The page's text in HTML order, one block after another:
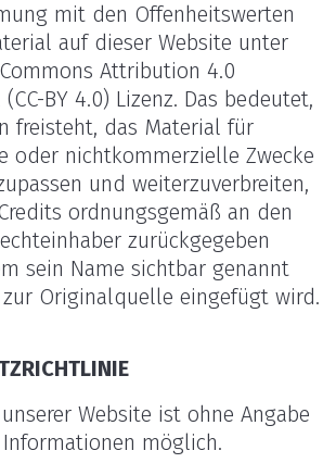
mit den Offenheitswerten
auf dieser Website unter
Attribution 4.0
BY 4.0) Lizenz. Das bedeutet,
freisteht, das Material für
oder nichtkommerzielle Zwecke
und weiterzuverbreiten,
ordnungsgemäß an den
zurückgegeben
sein Name sichtbar genannt
Originalquelle eingefügt wird.
Website ist ohne Angabe
möglich.